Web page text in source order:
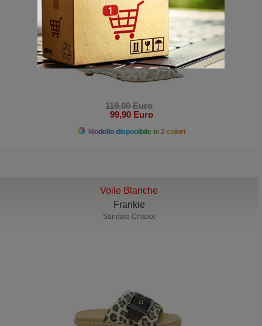
119,00 Euro
99,90 Euro
Modello disponibile in 2 colori
Voile Blanche
Frankie
Sandalo Chabot